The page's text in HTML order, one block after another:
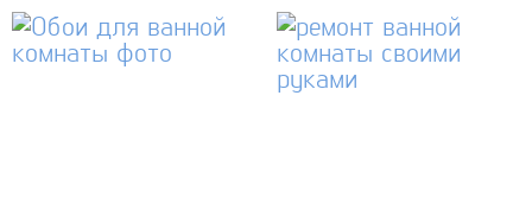
популярность. Давайте
разберем, что...
Качественная...